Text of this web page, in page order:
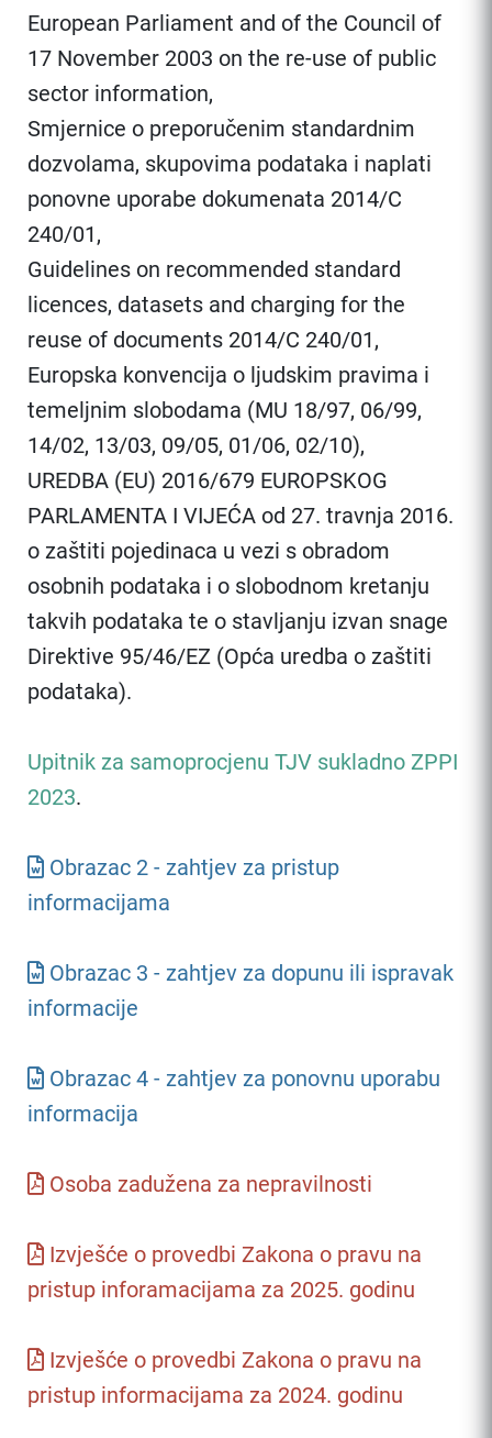
European Parliament and of the Council of
17 November 2003 on the re-use of public
sector information,
Smjernice o preporučenim standardnim
dozvolama, skupovima podataka i naplati
ponovne uporabe dokumenata 2014/C
240/01,
Guidelines on recommended standard
licences, datasets and charging for the
reuse of documents 2014/C 240/01,
Europska konvencija o ljudskim pravima i
temeljnim slobodama (MU 18/97, 06/99,
14/02, 13/03, 09/05, 01/06, 02/10),
UREDBA (EU) 2016/679 EUROPSKOG
PARLAMENTA I VIJEĆA od 27. travnja 2016.
o zaštiti pojedinaca u vezi s obradom
osobnih podataka i o slobodnom kretanju
takvih podataka te o stavljanju izvan snage
Direktive 95/46/EZ (Opća uredba o zaštiti
podataka).
Upitnik za samoprocjenu TJV sukladno ZPPI
2023.
Obrazac 2 - zahtjev za pristup
informacijama
Obrazac 3 - zahtjev za dopunu ili ispravak
informacije
Obrazac 4 - zahtjev za ponovnu uporabu
informacija
Osoba zadužena za nepravilnosti
Izvješće o provedbi Zakona o pravu na
pristup inforamacijama za 2025. godinu
Izvješće o provedbi Zakona o pravu na
pristup informacijama za 2024. godinu